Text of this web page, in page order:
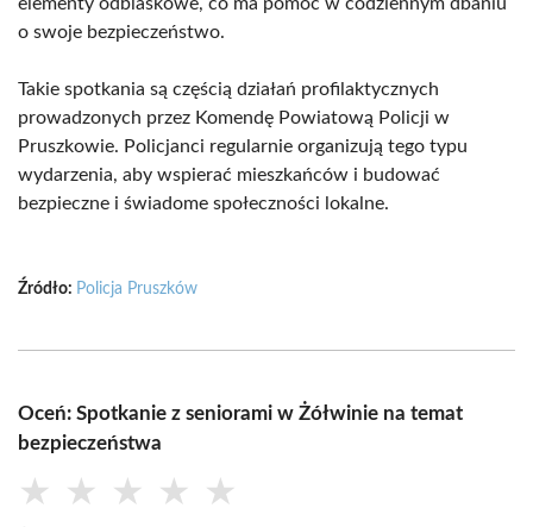
o swoje bezpieczeństwo.
Takie spotkania są częścią działań profilaktycznych
prowadzonych przez Komendę Powiatową Policji w
Pruszkowie. Policjanci regularnie organizują tego typu
wydarzenia, aby wspierać mieszkańców i budować
bezpieczne i świadome społeczności lokalne.
Źródło: Policja Pruszków
Oceń: Spotkanie z seniorami w Żółwinie na temat
bezpieczeństwa
★ ★ ★ ★ ★